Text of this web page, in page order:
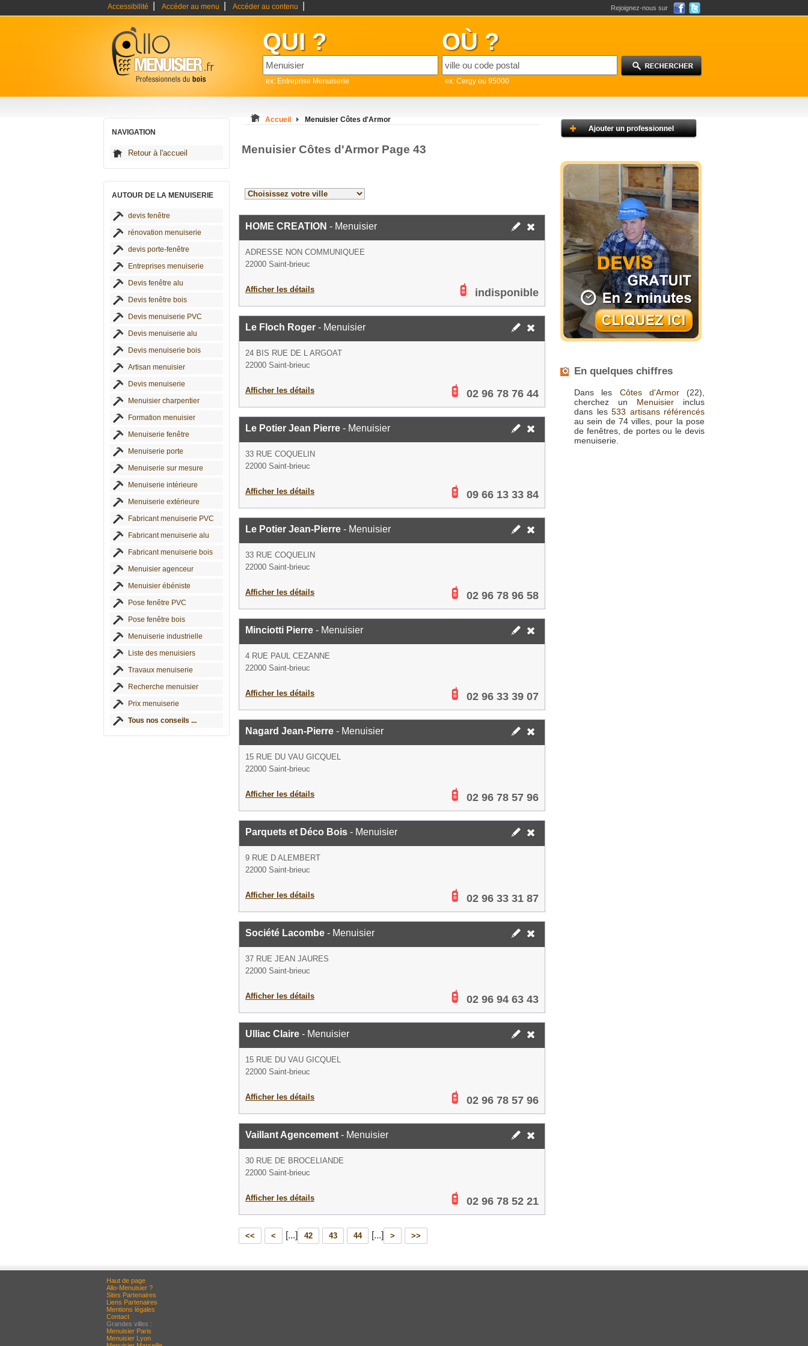
Accessibilité Accéder au menu Accéder au contenu Rejoignez-nous sur
QUI ?
ex: Entreprise Menuiserie
OÙ ?
ex: Cergy ou 95000
NAVIGATION
Retour à l'accueil
AUTOUR DE LA MENUISERIE
devis fenêtre
rénovation menuiserie
devis porte-fenêtre
Entreprises menuiserie
Devis fenêtre alu
Devis fenêtre bois
Devis menuiserie PVC
Devis menuiserie alu
Devis menuiserie bois
Artisan menuisier
Devis menuiserie
Menuisier charpentier
Formation menuisier
Menuiserie fenêtre
Menuiserie porte
Menuiserie sur mesure
Menuiserie intérieure
Menuiserie extérieure
Fabricant menuiserie PVC
Fabricant menuiserie alu
Fabricant menuiserie bois
Menuisier agenceur
Menuisier ébéniste
Pose fenêtre PVC
Pose fenêtre bois
Menuiserie industrielle
Liste des menuisiers
Travaux menuiserie
Recherche menuisier
Prix menuiserie
Tous nos conseils ...
Accueil Menuisier Côtes d'Armor
Menuisier Côtes d'Armor Page 43
HOME CREATION - Menuisier
ADRESSE NON COMMUNIQUEE
22000 Saint-brieuc
Afficher les détails indisponible
Le Floch Roger - Menuisier
24 BIS RUE DE L ARGOAT
22000 Saint-brieuc
Afficher les détails 02 96 78 76 44
Le Potier Jean Pierre - Menuisier
33 RUE COQUELIN
22000 Saint-brieuc
Afficher les détails 09 66 13 33 84
Le Potier Jean-Pierre - Menuisier
33 RUE COQUELIN
22000 Saint-brieuc
Afficher les détails 02 96 78 96 58
Minciotti Pierre - Menuisier
4 RUE PAUL CEZANNE
22000 Saint-brieuc
Afficher les détails 02 96 33 39 07
Nagard Jean-Pierre - Menuisier
15 RUE DU VAU GICQUEL
22000 Saint-brieuc
Afficher les détails 02 96 78 57 96
Parquets et Déco Bois - Menuisier
9 RUE D ALEMBERT
22000 Saint-brieuc
Afficher les détails 02 96 33 31 87
Société Lacombe - Menuisier
37 RUE JEAN JAURES
22000 Saint-brieuc
Afficher les détails 02 96 94 63 43
Ulliac Claire - Menuisier
15 RUE DU VAU GICQUEL
22000 Saint-brieuc
Afficher les détails 02 96 78 57 96
Vaillant Agencement - Menuisier
30 RUE DE BROCELIANDE
22000 Saint-brieuc
Afficher les détails 02 96 78 52 21
<< < [...] 42 43 44 [...] > >>
En quelques chiffres
Dans les Côtes d'Armor(22),
cherchez un Menuisier inclus
dans les 533 artisans référencés
au sein de 74 villes, pour la pose
de fenêtres, de portes ou le devis
menuiserie.
Haut de page
Allo-Menuisier ?
Sites Partenaires
Liens Partenaires
Mentions légales
Contact
Grandes villes :
Menuisier Paris
Menuisier Lyon